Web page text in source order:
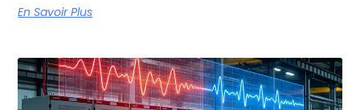
En Savoir Plus